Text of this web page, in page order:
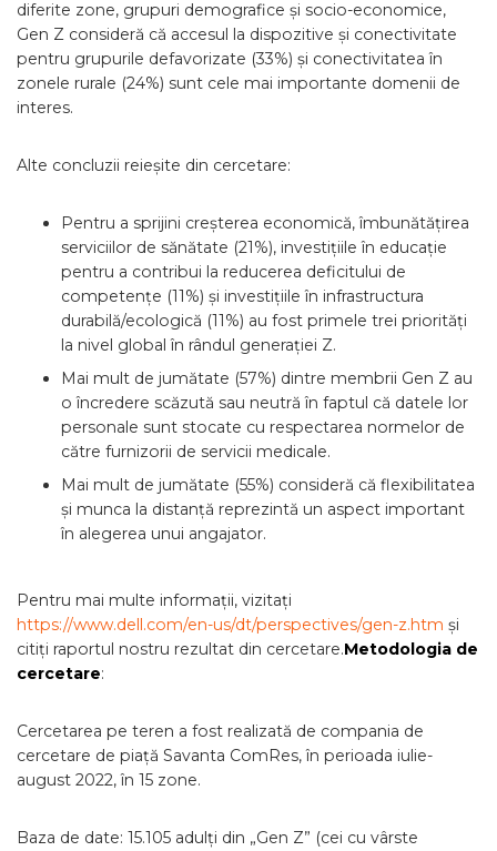
diferite zone, grupuri demografice și socio-economice,
Gen Z consideră că accesul la dispozitive și conectivitate
pentru grupurile defavorizate (33%) și conectivitatea în
zonele rurale (24%) sunt cele mai importante domenii de
interes.
Alte concluzii reieșite din cercetare:
Pentru a sprijini creșterea economică, îmbunătățirea
serviciilor de sănătate (21%), investițiile în educație
pentru a contribui la reducerea deficitului de
competențe (11%) și investițiile în infrastructura
durabilă/ecologică (11%) au fost primele trei priorități
la nivel global în rândul generației Z.
Mai mult de jumătate (57%) dintre membrii Gen Z au
o încredere scăzută sau neutră în faptul că datele lor
personale sunt stocate cu respectarea normelor de
către furnizorii de servicii medicale.
Mai mult de jumătate (55%) consideră că flexibilitatea
și munca la distanță reprezintă un aspect important
în alegerea unui angajator.
Pentru mai multe informații, vizitați
https://www.dell.com/en-us/dt/perspectives/gen-z.htm și
citiți raportul nostru rezultat din cercetare.Metodologia de
cercetare:
Cercetarea pe teren a fost realizată de compania de
cercetare de piață Savanta ComRes, în perioada iulie-
august 2022, în 15 zone.
Baza de date: 15.105 adulți din „Gen Z” (cei cu vârste